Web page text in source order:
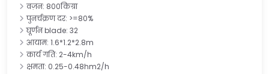
वज़न: 800किग्रा
पुनर्चक्रण दर: >=80%
घूर्णन blade: 32
आयाम: 1.6*1.2*2.8m
कार्य गति: 2-4km/h
क्षमता: 0.25-0.48hm2/h